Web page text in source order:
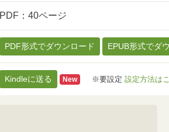
PDF：40ページ
PDF形式でダウンロード EPUB形式でダ
Kindleに送る New ※要設定 設定方法は